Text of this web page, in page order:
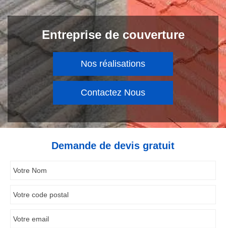
Entreprise de couverture
Nos réalisations
Contactez Nous
Demande de devis gratuit